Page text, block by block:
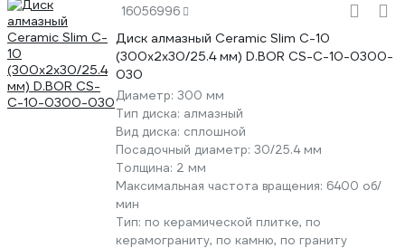
16056996
Диск алмазный Ceramic Slim C-10
(300x2x30/25.4 мм) D.BOR CS-C-10-0300-
030
Диаметр: 300 мм
Тип диска: алмазный
Вид диска: сплошной
Посадочный диаметр: 30/25.4 мм
Толщина: 2 мм
Максимальная частота вращения: 6400 об/
мин
Тип: по керамической плитке, по
керамограниту, по камню, по граниту